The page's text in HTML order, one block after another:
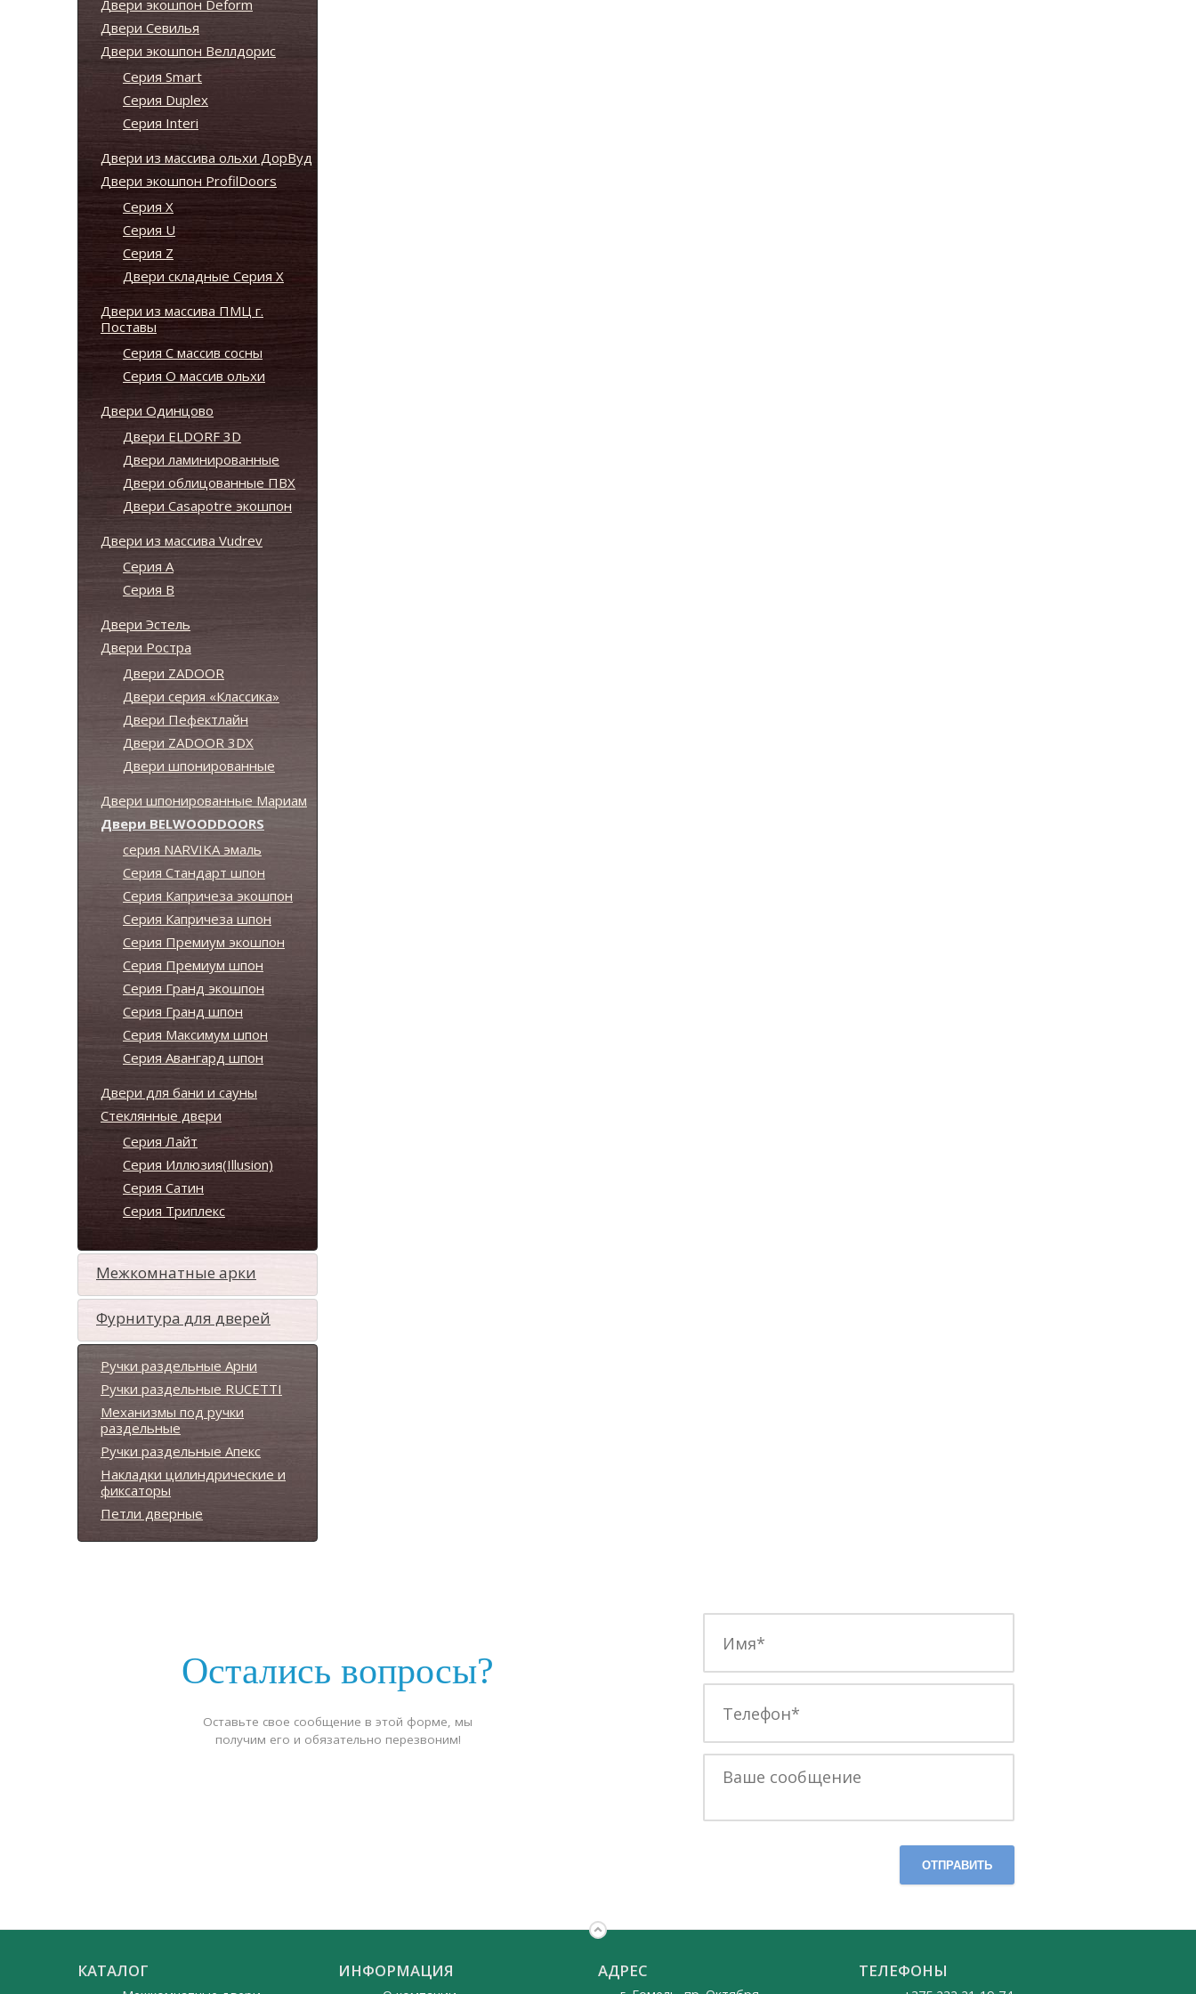
Двери экошпон Deform
Двери Севилья
Двери экошпон Веллдорис
Серия Smart
Серия Duplex
Серия Interi
Двери из массива ольхи ДорВуд
Двери экошпон ProfilDoors
Серия X
Серия U
Серия Z
Двери складные Серия Х
Двери из массива ПМЦ г.
Поставы
Серия С массив сосны
Серия О массив ольхи
Двери Одинцово
Двери ELDORF 3D
Двери ламинированные
Двери облицованные ПВХ
Двери Casapotre экошпон
Двери из массива Vudrev
Серия А
Серия B
Двери Эстель
Двери Ростра
Двери ZADOOR
Двери серия «Классика»
Двери Пефектлайн
Двери ZADOOR 3DX
Двери шпонированные
Двери шпонированные Мариам
Двери BELWOODDOORS
серия NARVIKA эмаль
Серия Стандарт шпон
Серия Капричеза экошпон
Серия Капричеза шпон
Серия Премиум экошпон
Серия Премиум шпон
Серия Гранд экошпон
Серия Гранд шпон
Серия Максимум шпон
Серия Авангард шпон
Двери для бани и сауны
Стеклянные двери
Серия Лайт
Серия Иллюзия(Illusion)
Серия Сатин
Серия Триплекс
Межкомнатные арки
Фурнитура для дверей
Ручки раздельные Арни
Ручки раздельные RUCETTI
Механизмы под ручки
раздельные
Ручки раздельные Апекс
Накладки цилиндрические и
фиксаторы
Петли дверные
Остались вопросы?
Оставьте свое сообщение в этой форме, мы
получим его и обязательно перезвоним!
ОТПРАВИТЬ
КАТАЛОГ ИНФОРМАЦИЯ АДРЕС ТЕЛЕФОНЫ